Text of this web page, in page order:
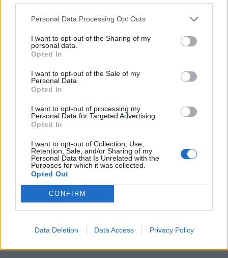
Personal Data Processing Opt Outs
I want to opt-out of the Sharing of my
personal data.
Opted In
I want to opt-out of the Sale of my
Personal Data.
Opted In
I want to opt-out of processing my
Personal Data for Targeted Advertising.
Opted In
I want to opt-out of Collection, Use,
Retention, Sale, and/or Sharing of my
Personal Data that Is Unrelated with the
Purposes for which it was collected.
Opted Out
CONFIRM
Data Deletion Data Access Privacy Policy
Νούρκα είπε: «Οικονομικά
ενισχύθηκα αρκετά, ας μην
κρυβόμαστε πίσω από το δάχτυλό
να ξεκουραστώ και να
συνειδητοποιήσω ότι το παιχνίδι
τελείωσε, να έρθω σε επαφή με την
πραγματικότητα. Μετά δεν ξέρω. Μου
αρέσει πάρα πολύ η εστίαση, την
αγαπώ. Θα συνεχίσω τη δουλειά μου,
αλλά ως επένδυση σίγουρα κάτι θέλω